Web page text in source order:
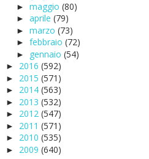
► maggio (80)
► aprile (79)
► marzo (73)
► febbraio (72)
► gennaio (54)
► 2016 (592)
► 2015 (571)
► 2014 (563)
► 2013 (532)
► 2012 (547)
► 2011 (571)
► 2010 (535)
► 2009 (640)